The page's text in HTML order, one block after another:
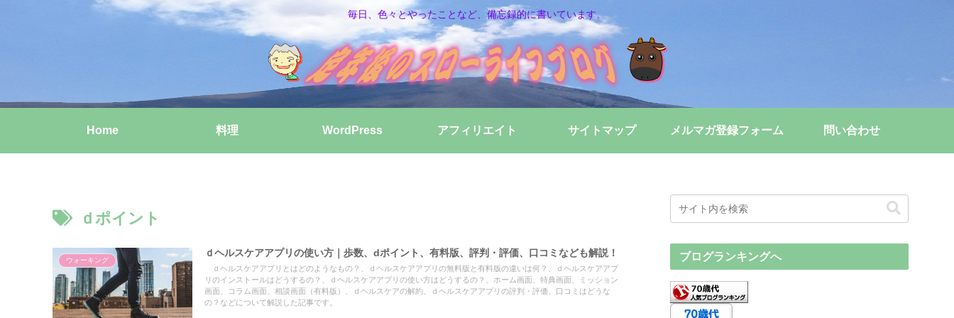
毎日、色々とやったことなど、備忘録的に書いています。
Home 料理 WordPress アフィリエイト サイトマップ メルマガ登録フォーム 問い合わせ
ｄポイント
ウォーキング
ｄヘルスケアアプリの使い方｜歩数、dポイント、有料版、評判・評価、口コミなども解説！
ｄヘルスケアアプリとはどのようなもの？、ｄヘルスケアアプリの無料版と有料版の違いは何？、ｄヘルスケアアプ
リのインストールはどうするの？、ｄヘルスケアアプリの使い方はどうするの？、ホーム画面、特典画面、ミッション
画面、コラム画面、相談画面（有料版）、ｄヘルスケアの解約、ｄヘルスケアアプリの評判・評価、口コミはどうな
の？などについて解説した記事です。
ブログランキングへ